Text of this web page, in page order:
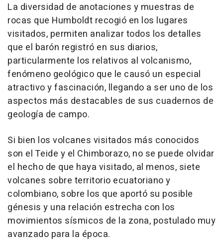
La diversidad de anotaciones y muestras de
rocas que Humboldt recogió en los lugares
visitados, permiten analizar todos los detalles
que el barón registró en sus diarios,
particularmente los relativos al volcanismo,
fenómeno geológico que le causó un especial
atractivo y fascinación, llegando a ser uno de los
aspectos más destacables de sus cuadernos de
geología de campo.
Si bien los volcanes visitados más conocidos
son el Teide y el Chimborazo, no se puede olvidar
el hecho de que haya visitado, al menos, siete
volcanes sobre territorio ecuatoriano y
colombiano, sobre los que aportó su posible
génesis y una relación estrecha con los
movimientos sísmicos de la zona, postulado muy
avanzado para la época.